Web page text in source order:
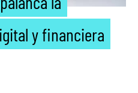
y financiera